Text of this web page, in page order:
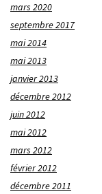
mars 2020
septembre 2017
mai 2014
mai 2013
janvier 2013
décembre 2012
juin 2012
mai 2012
mars 2012
février 2012
décembre 2011